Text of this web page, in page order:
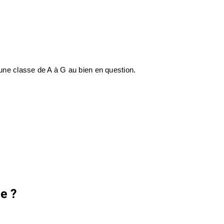
classe de A à G au bien en question.
?